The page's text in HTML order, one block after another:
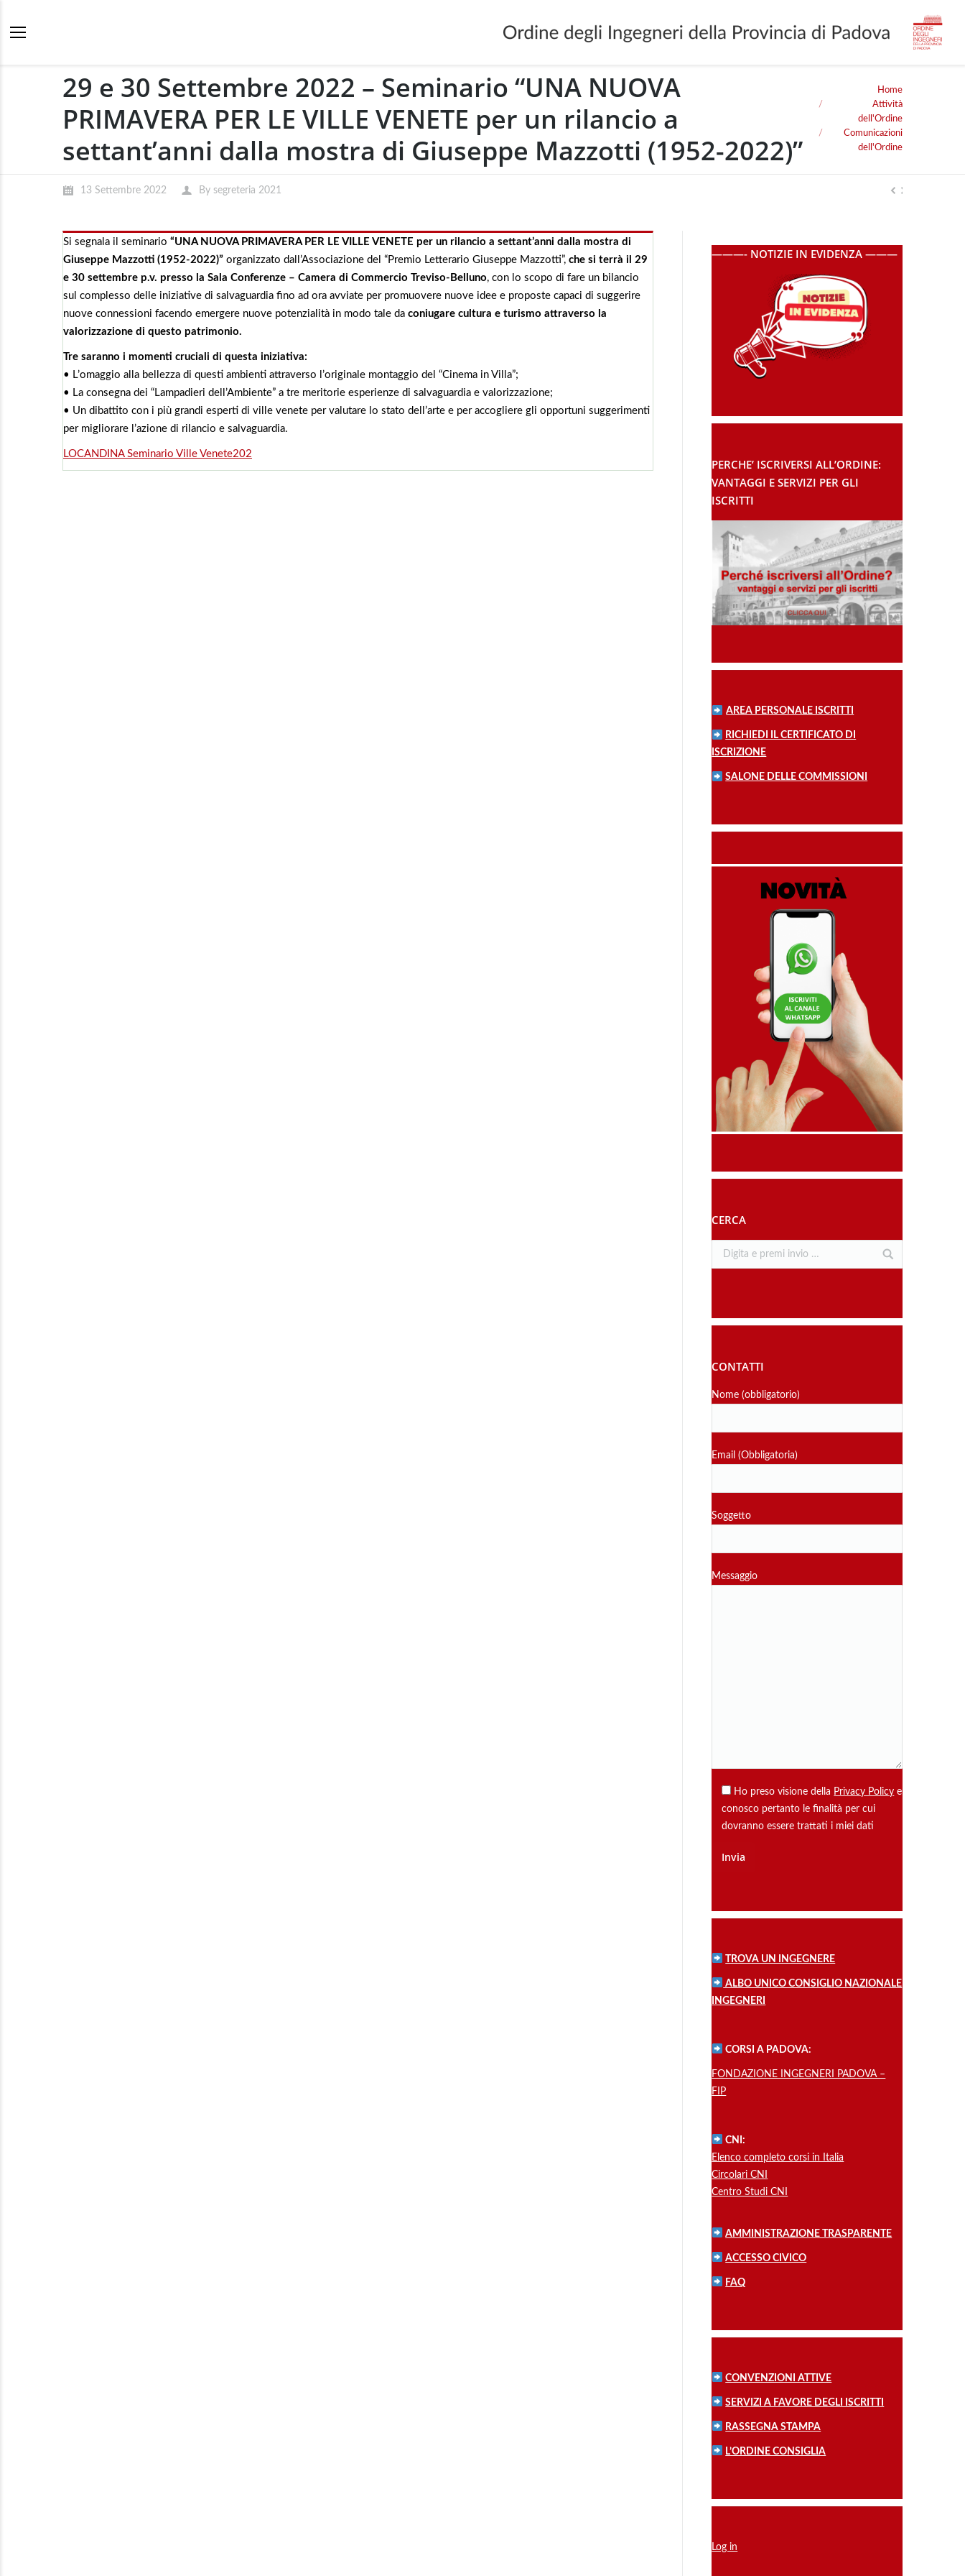
29 e 30 Settembre 2022 – Seminario “UNA NUOVA
PRIMAVERA PER LE VILLE VENETE per un rilancio a
settant’anni dalla mostra di Giuseppe Mazzotti (1952-2022)”
Home
Attività
dell'Ordine
Comunicazioni
dell'Ordine
13 Settembre 2022 By segreteria 2021
Si segnala il seminario “UNA NUOVA PRIMAVERA PER LE VILLE VENETE per un rilancio a settant’anni dalla mostra di
Giuseppe Mazzotti (1952-2022)” organizzato dall’Associazione del “Premio Letterario Giuseppe Mazzotti”, che si terrà il 29
e 30 settembre p.v. presso la Sala Conferenze – Camera di Commercio Treviso-Belluno, con lo scopo di fare un bilancio
sul complesso delle iniziative di salvaguardia fino ad ora avviate per promuovere nuove idee e proposte capaci di suggerire
nuove connessioni facendo emergere nuove potenzialità in modo tale da coniugare cultura e turismo attraverso la
valorizzazione di questo patrimonio.
Tre saranno i momenti cruciali di questa iniziativa:
• L’omaggio alla bellezza di questi ambienti attraverso l’originale montaggio del “Cinema in Villa”;
• La consegna dei “Lampadieri dell’Ambiente” a tre meritorie esperienze di salvaguardia e valorizzazione;
• Un dibattito con i più grandi esperti di ville venete per valutare lo stato dell’arte e per accogliere gli opportuni suggerimenti
per migliorare l’azione di rilancio e salvaguardia.
LOCANDINA Seminario Ville Venete202
———- NOTIZIE IN EVIDENZA ———
PERCHE’ ISCRIVERSI ALL’ORDINE:
VANTAGGI E SERVIZI PER GLI
ISCRITTI
AREA PERSONALE ISCRITTI
RICHIEDI IL CERTIFICATO DI
ISCRIZIONE
SALONE DELLE COMMISSIONI
CERCA
CONTATTI
Nome (obbligatorio)
Email (Obbligatoria)
Soggetto
Messaggio
Ho preso visione della Privacy Policy e
conosco pertanto le finalità per cui
dovranno essere trattati i miei dati
TROVA UN INGEGNERE
ALBO UNICO CONSIGLIO NAZIONALE
INGEGNERI
CORSI A PADOVA:
FONDAZIONE INGEGNERI PADOVA –
FIP
CNI:
Elenco completo corsi in Italia
Circolari CNI
Centro Studi CNI
AMMINISTRAZIONE TRASPARENTE
ACCESSO CIVICO
FAQ
CONVENZIONI ATTIVE
SERVIZI A FAVORE DEGLI ISCRITTI
RASSEGNA STAMPA
L’ORDINE CONSIGLIA
Log in